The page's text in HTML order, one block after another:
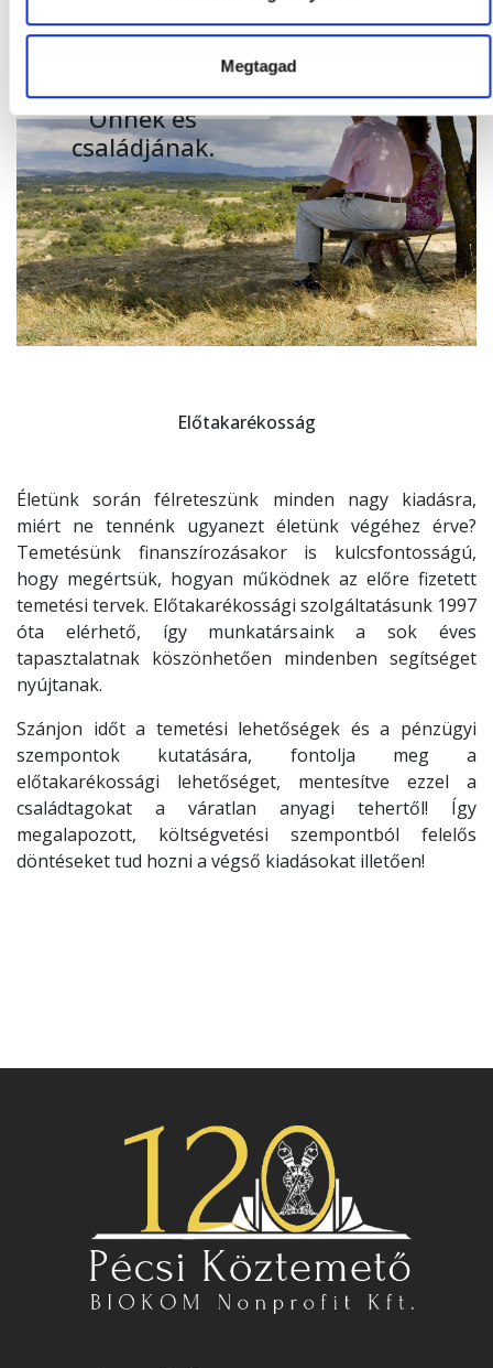
Megtagad
megtervezése
biztosíthat
Önnek és
családjának.
Előtakarékosság
Életünk során félreteszünk minden nagy kiadásra,
miért ne tennénk ugyanezt életünk végéhez érve?
Temetésünk finanszírozásakor is kulcsfontosságú,
hogy megértsük, hogyan működnek az előre fizetett
temetési tervek. Előtakarékossági szolgáltatásunk 1997
óta elérhető, így munkatársaink a sok éves
tapasztalatnak köszönhetően mindenben segítséget
nyújtanak.
Szánjon időt a temetési lehetőségek és a pénzügyi
szempontok kutatására, fontolja meg a
előtakarékossági lehetőséget, mentesítve ezzel a
családtagokat a váratlan anyagi tehertől! Így
megalapozott, költségvetési szempontból felelős
döntéseket tud hozni a végső kiadásokat illetően!